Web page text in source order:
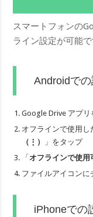
スマートフォンの
ライン設定が可能で
Androidで
Google Drive アプリ
オフラインで使用
（⋮）
」をタップ
「オフラインで使用
ファイルアイコンに
iPhoneでの